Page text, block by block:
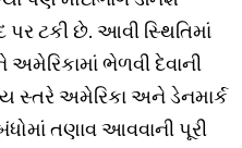
ટકી છે. આવી સ્થિતિમાં
અમેરિકામાં ભેળવી દેવાની
સ્તરે અમેરિકા અને ડેનમાર્ક
તણાવ આવવાની પૂરી